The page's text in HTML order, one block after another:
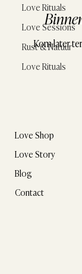
Love Rituals
Love Sessions
Rust & Natuur
Love Rituals
Kom later
Love Shop
Love Story
Blog
Contact